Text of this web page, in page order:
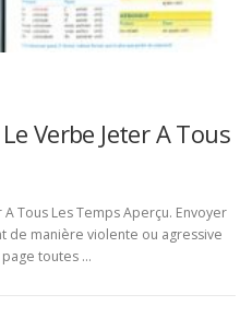
Verbe Jeter A Tous
Tous Les Temps Aperçu. Envoyer
de manière violente ou agressive
toutes …